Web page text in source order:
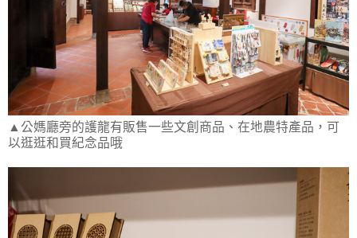
▲公媽廳旁的護龍有販售一些文創商品、在地農特產品，可
以逛逛和買紀念品哦